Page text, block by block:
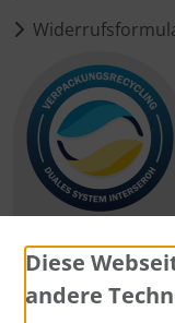
Diese
andere